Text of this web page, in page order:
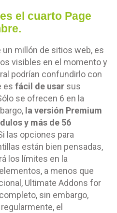
el cuarto Page
millón de sitios web, es
visibles en el momento y
podrían confundirlo con
es fácil de usar sus
se ofrecen 6 en la
la versión Premium
y más de 56
las opciones para
están bien pensadas,
los límites en la
a menos que
Ultimate Addons for
sin embargo,
el